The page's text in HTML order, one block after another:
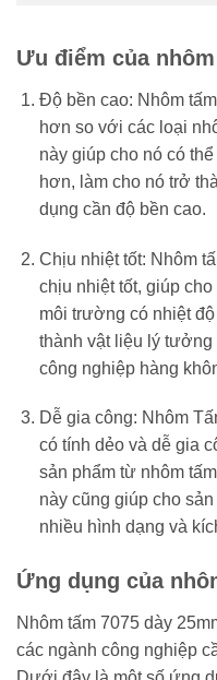
Ưu điểm của
Độ bền cao: Nhôm
hơn so với các loại
này giúp cho nó có
hơn, làm cho nó trở
dụng cần độ bền cao.
Chịu nhiệt tốt: Nhôm
chịu nhiệt tốt, giúp
môi trường có nhiệt
thành vật liệu lý
công nghiệp hàng
Dễ gia công: Nhôm
có tính dẻo và dễ gia
sản phẩm từ nhôm
này cũng giúp cho
nhiều hình dạng và
Ứng dụng của
Nhôm tấm 7075 dày
các ngành công nghiệp